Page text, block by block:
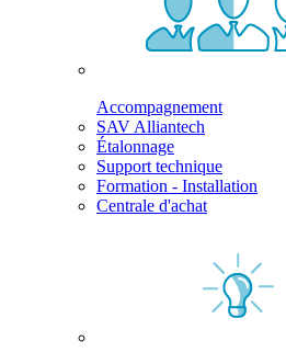
Accompagnement
SAV Alliantech
Étalonnage
Support technique
Formation - Installation
Centrale d'achat